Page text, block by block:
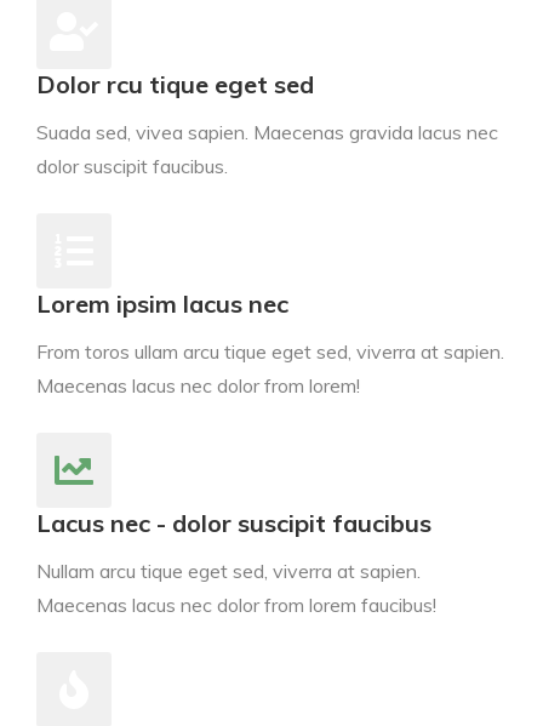
Dolor rcu tique eget sed
Suada sed, vivea sapien. Maecenas gravida lacus nec
dolor suscipit faucibus.
Lorem ipsim lacus nec
From toros ullam arcu tique eget sed, viverra at sapien.
Maecenas lacus nec dolor from lorem!
Lacus nec - dolor suscipit faucibus
Nullam arcu tique eget sed, viverra at sapien.
Maecenas lacus nec dolor from lorem faucibus!